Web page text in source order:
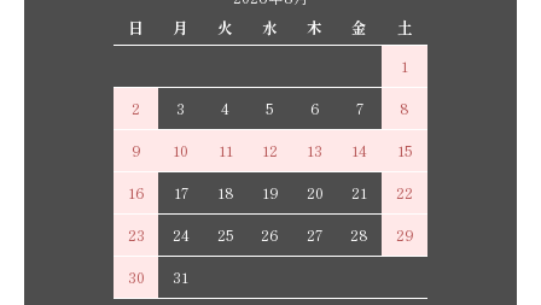
日
月 火 水 木 金
土
1
2
3 4 5 6 7
8
9
10 11 12 13 14
15
16
17 18 19 20 21
22
23
24 25 26 27 28
29
30
31